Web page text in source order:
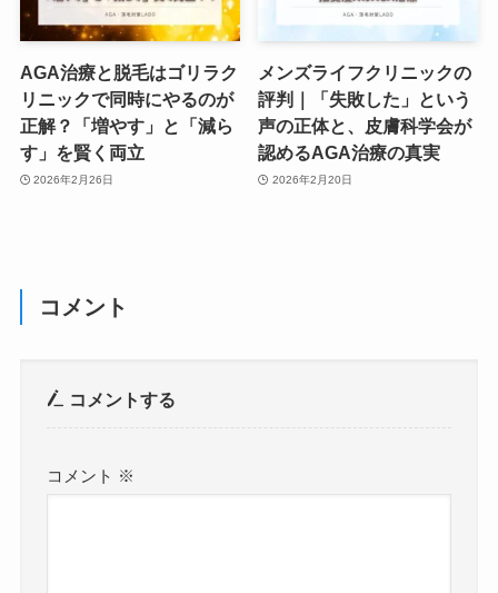
AGA治療と脱毛はゴリラク
リニックで同時にやるのが
正解？「増やす」と「減ら
す」を賢く両立
2026年2月26日
メンズライフクリニックの
評判｜「失敗した」という
声の正体と、皮膚科学会が
認めるAGA治療の真実
2026年2月20日
コメント
コメントする
コメント ※